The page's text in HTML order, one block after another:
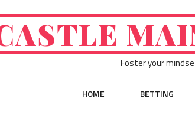
Foster your
HOME BETTING